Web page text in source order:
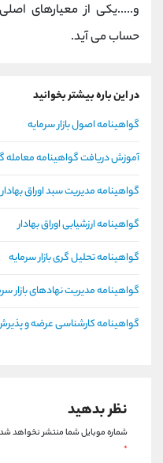
و.....یکی از معیارهای
حساب می آید.
در این باره بیشتر بخوانید
گواهینامه اصول بازار سرمایه
آموزش دریافت گواهینامه معامله
گواهینامه مدیریت سبد اوراق بهادار
گواهینامه ارزشیابی اوراق بهادار
گواهینامه تحلیل گری بازار سرمایه
گواهینامه مدیریت نهادهای بازار
گواهینامه کارشناسی عرضه و
نظر بدهید
شماره موبایل شما منتشر نخواهد
*